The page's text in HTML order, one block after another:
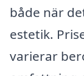
både när
estetik.
varierar